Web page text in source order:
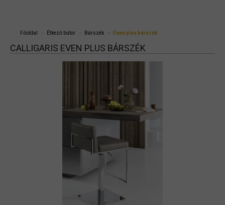
Főoldal Étkező bútor Bárszék Even plus bárszék
CALLIGARIS EVEN PLUS BÁRSZÉK